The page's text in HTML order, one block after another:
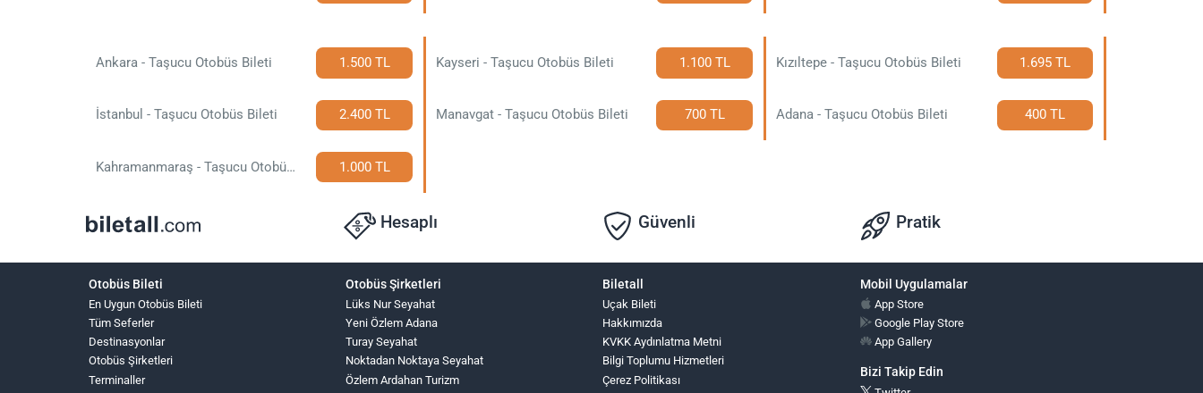
Ankara - Taşucu Otobüs Bileti 1.500 TL Kayseri - Taşucu Otobüs Bileti 1.100 TL Kızıltepe - Taşucu Otobüs Bileti 1.695 TL
İstanbul - Taşucu Otobüs Bileti 2.400 TL Manavgat - Taşucu Otobüs Bileti 700 TL Adana - Taşucu Otobüs Bileti 400 TL
Kahramanmaraş - Taşucu Otobüs Bileti 1.000 TL
Hesaplı Güvenli Pratik
Otobüs Bileti
En Uygun Otobüs Bileti
Tüm Seferler
Destinasyonlar
Otobüs Şirketleri
Terminaller
Otobüs Şirketleri
Lüks Nur Seyahat
Yeni Özlem Adana
Turay Seyahat
Noktadan Noktaya Seyahat
Özlem Ardahan Turizm
Biletall
Uçak Bileti
Hakkımızda
KVKK Aydınlatma Metni
Bilgi Toplumu Hizmetleri
Çerez Politikası
Mobil Uygulamalar
App Store
Google Play Store
App Gallery
Bizi Takip Edin